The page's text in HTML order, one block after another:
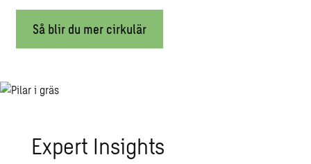
Så blir du mer cirkulär
Expert Insights